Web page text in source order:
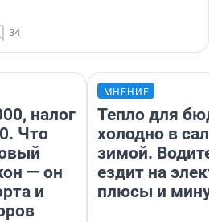
34
налог
Что
— он
и
МНЕНИЕ
Тепло для
холодно в
зимой.
ездит на
плюсы и